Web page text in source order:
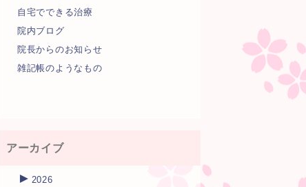
自宅でできる治療
院内ブログ
院長からのお知らせ
雑記帳のようなもの
アーカイブ
► 2026